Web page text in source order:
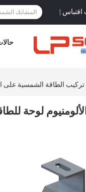
|
تركيب الطاقة الشمسية على
لوحة